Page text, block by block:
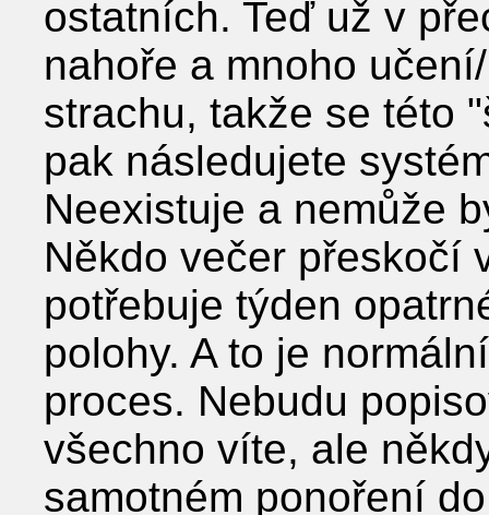
ostatních. Teď už v
nahoře a mnoho
strachu, takže se této
pak následujete
Neexistuje a nemůže
Někdo večer přeskočí
potřebuje týden
polohy. A to je
proces. Nebudu
všechno víte, ale
samotném ponoření